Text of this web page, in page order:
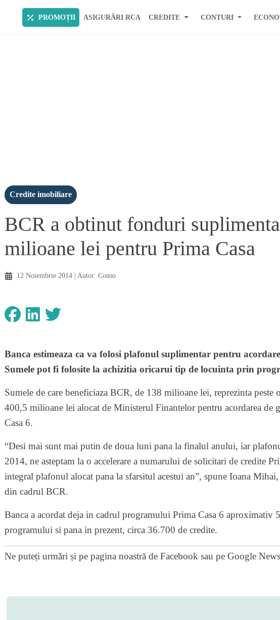
PROMOȚII ASIGURĂRI RCA CREDITE CONTURI
Credite imobiliare
BCR a obtinut fonduri
milioane lei pentru Prima Casa
12 Noiembrie 2014| Autor: Conso
Banca estimeaza ca va folosi plafonul suplimentar pentru
Sumele pot fi folosite la achizitia oricarui tip de locuinta prin
Sumele de care beneficiaza BCR, de 138 milioane lei, reprezinta
400,5 milioane lei alocat de Ministerul Finantelor pentru acordarea de
Casa 6.
“Desi mai sunt mai putin de doua luni pana la finalul anului, iar
2014, ne asteptam la o accelerare a numarului de solicitari de credite
integral plafonul alocat pana la sfarsitul acestui an”, spune Ioana
din cadrul BCR.
Banca a acordat deja in cadrul programului Prima Casa 6 aproximativ
programului si pana in prezent, circa 36.700 de credite.
Ne puteți urmări și pe pagina noastră de Facebook sau pe Google News